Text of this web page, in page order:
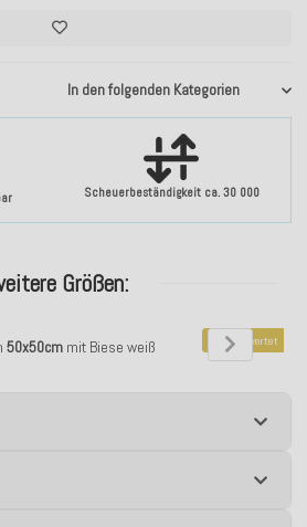
Scheuerbeständigkeit ca. 30 000
In den folgenden Kategorien
Größen:
50x50cm mit Biese weiß Top bewertet